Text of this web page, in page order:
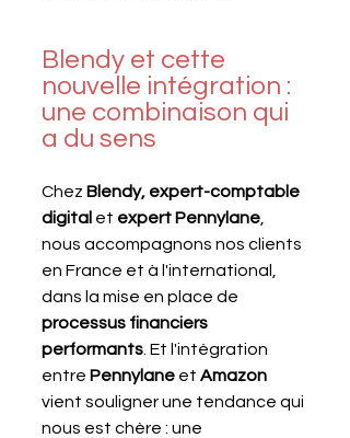
Blendy et cette
nouvelle intégration :
une combinaison qui
a du sens
Chez Blendy, expert-comptable
digital et expert Pennylane
nous accompagnons nos clients
en France et à l'international,
dans la mise en place de
processus financiers
performants . Et l'intégration
entre Pennylane et Amazon
vient souligner une tendance qui
nous est chère : une